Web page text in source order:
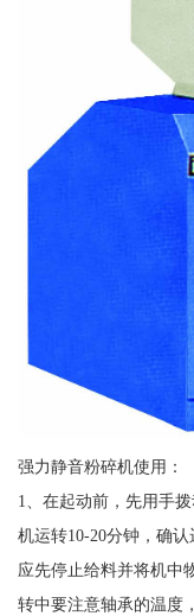
强力静音粉碎机使用：
1、在起动前，先用手
机运转10-20分钟，确
应先停止给料并将机中
转中要注意轴承的温度